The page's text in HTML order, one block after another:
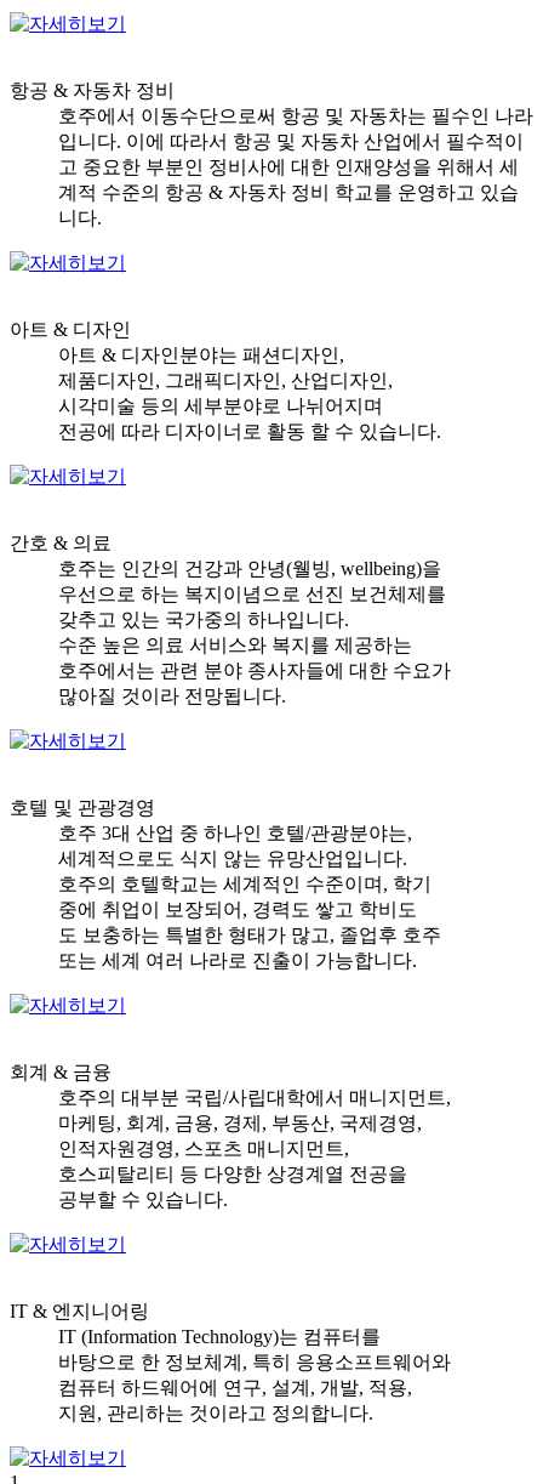
항공 & 자동차 정비
호주에서 이동수단으로써 항공 및 자동차는 필수인 나라
입니다. 이에 따라서 항공 및 자동차 산업에서 필수적이
고 중요한 부분인 정비사에 대한 인재양성을 위해서 세
계적 수준의 항공 & 자동차 정비 학교를 운영하고 있습
니다.
아트 & 디자인
아트 & 디자인분야는 패션디자인,
제품디자인, 그래픽디자인, 산업디자인,
시각미술 등의 세부분야로 나뉘어지며
전공에 따라 디자이너로 활동 할 수 있습니다.
간호 & 의료
호주는 인간의 건강과 안녕(웰빙, wellbeing)을
우선으로 하는 복지이념으로 선진 보건체제를
갖추고 있는 국가중의 하나입니다.
수준 높은 의료 서비스와 복지를 제공하는
호주에서는 관련 분야 종사자들에 대한 수요가
많아질 것이라 전망됩니다.
호텔 및 관광경영
호주 3대 산업 중 하나인 호텔/관광분야는,
세계적으로도 식지 않는 유망산업입니다.
호주의 호텔학교는 세계적인 수준이며, 학기
중에 취업이 보장되어, 경력도 쌓고 학비도
도 보충하는 특별한 형태가 많고, 졸업후 호주
또는 세계 여러 나라로 진출이 가능합니다.
회계 & 금융
호주의 대부분 국립/사립대학에서 매니지먼트,
마케팅, 회계, 금용, 경제, 부동산, 국제경영,
인적자원경영, 스포츠 매니지먼트,
호스피탈리티 등 다양한 상경계열 전공을
공부할 수 있습니다.
IT & 엔지니어링
IT (Information Technology)는 컴퓨터를
바탕으로 한 정보체계, 특히 응용소프트웨어와
컴퓨터 하드웨어에 연구, 설계, 개발, 적용,
지원, 관리하는 것이라고 정의합니다.